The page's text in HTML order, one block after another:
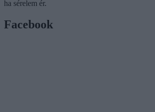
ha sérelem ér.
Facebook